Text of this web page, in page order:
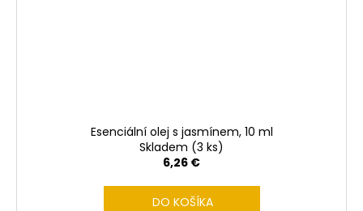
Esenciální olej s jasmínem, 10 ml
Skladem (3 ks)
6,26 €
DO KOŠÍKA